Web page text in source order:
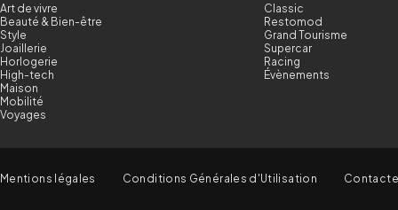
Art de vivre
Beauté & Bien-être
Style
Joaillerie
Horlogerie
High-tech
Maison
Mobilité
Voyages
Classic
Restomod
Grand Tourisme
Supercar
Racing
Évènements
Mentions légales Conditions Générales d'Utilisation